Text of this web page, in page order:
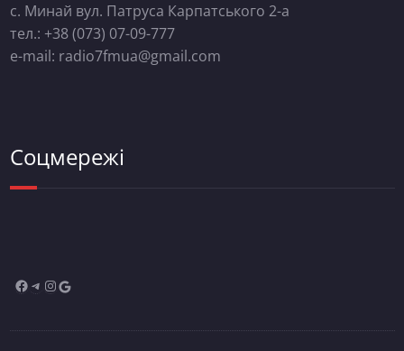
с. Минай вул. Патруса Карпатського 2-а
тел.: +38 (073) 07-09-777
e-mail: radio7fmua@gmail.com
Соцмережі